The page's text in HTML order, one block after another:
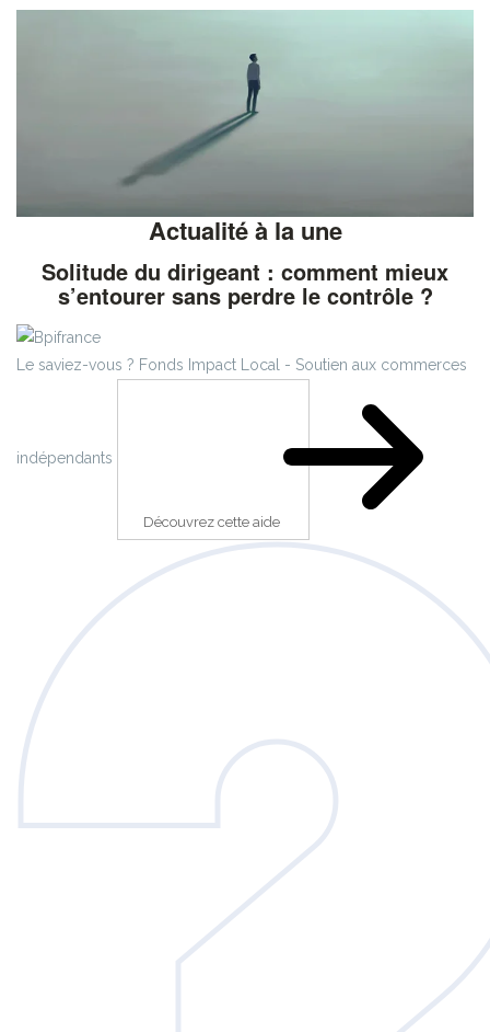
Actualité à la une
Solitude du dirigeant : comment mieux
s’entourer sans perdre le contrôle ?
Le saviez-vous ? Fonds Impact Local - Soutien aux commerces
indépendants
Découvrez cette aide